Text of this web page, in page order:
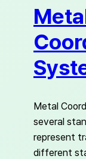
Metal
several
represent
different